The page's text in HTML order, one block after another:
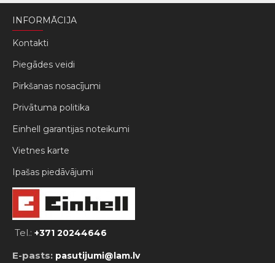
INFORMĀCIJA
Kontakti
Piegādes veidi
Pirkšanas nosacījumi
Privātuma politika
Einhell garantijas noteikumi
Vietnes karte
Ipašas piedāvājumi
Tel.: +371 20244646
E-pasts: pasutijumi@lam.lv